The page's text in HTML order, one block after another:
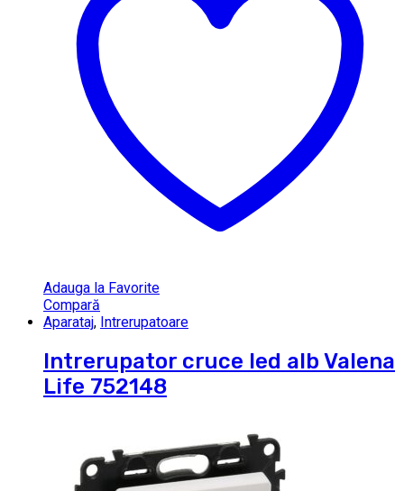
Adauga la Favorite
Compară
Aparataj, Intrerupatoare
Intrerupator cruce led alb Valena
Life 752148